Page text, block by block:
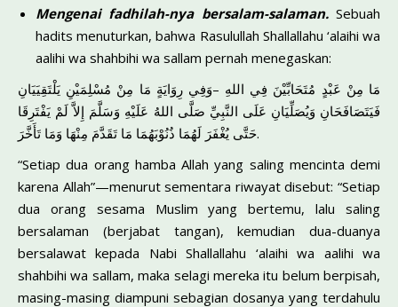
Mengenaifadhilah-nya bersalam-salaman.Sebuah
hadits menu­turkan, bahwa Rasulullah Shallallahu ‘alaihi wa
aalihi wa shahbihi wa sallam pernah menegaskan:
مَا مِنْ عَبْدٍ مُتَحَابِّيْنَ فِي اللهِ –وَفِي رِوَايَةٍ مَا مِنْ مُسْلِمَيْنِ يَلْتَقِيَيَانِ
فَيَتَصَافَحَانِ وَيُصَلِّيَانِ عَلَى النَّبِيِّ صَلَّى اللهُ عَلَيْهِ وَسَلَّمَ إِلاَّ لَمْ يَفْتَرِقَا
حَتَّى يُغْفَرَ لَهُمَا ذُنُوْبَهُمَا مَا تَقَدَّمَ مِنْهَا وَمَا تَأَخَّرَ.
“Setiap dua orang hamba Allah yang saling mencinta demi
karena Allah”—menurut sementara riwayat disebut: “Setiap
dua orang se­sama Muslim yang bertemu, lalu saling
bersalaman (berjabat ta­ngan), kemudian dua-duanya
bersalawat kepada Nabi Shallallahu ‘alaihi wa aalihi wa
shahbihi wa sallam, maka selagi mereka itu belum berpisah,
masing-masing diampuni seba­gian dosanya yang terdahulu